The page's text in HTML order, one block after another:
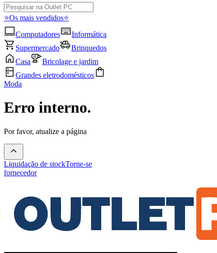
⭐Os mais vendidos⭐
Computadores
Informática
Supermercado
Brinquedos
Casa
Bricolage e jardim
Grandes eletrodomésticos
Moda
Erro interno.
Por favor, atualize a página
Liquidação de stockTorne-se
fornecedor